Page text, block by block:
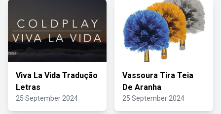
Viva La Vida Tradução
Letras
25 September 2024
Vassoura Tira Teia
De Aranha
25 September 2024